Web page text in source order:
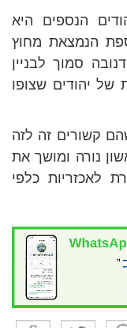
הנספים היא
הנמצאת מחוץ
סמוך לבניין
של יהודים שצופו
קשורים זה לזה
נורה ומושך את
לאכזריות כלפי